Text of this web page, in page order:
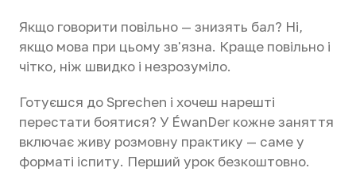
Якщо говорити повільно — знизять бал? Ні,
якщо мова при цьому зв'язна. Краще повільно і
чітко, ніж швидко і незрозуміло.
Готуєшся до Sprechen і хочеш нарешті
перестати боятися? У ÉwanDer кожне заняття
включає живу розмовну практику — саме у
форматі іспиту. Перший урок безкоштовно.